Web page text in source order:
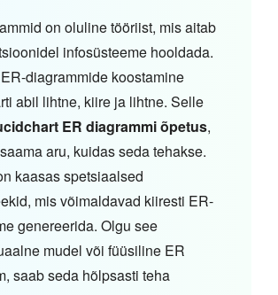
on oluline tööriist, mis aitab
infosüsteeme hooldada.
diagrammide koostamine
abil lihtne, kiire ja lihtne. Selle
ER diagrammi õpetus,
aru, kuidas seda tehakse.
kaasas spetsiaalsed
mis võimaldavad kiiresti ER-
genereerida. Olgu see
mudel või füüsiline ER
saab seda hõlpsasti teha